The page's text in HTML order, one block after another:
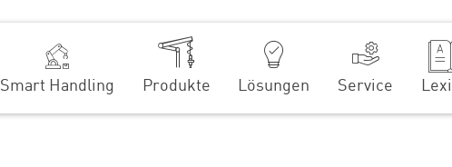
Smart Handling Produkte Lösungen Service